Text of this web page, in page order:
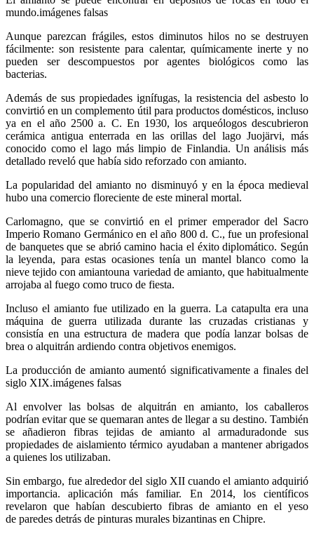
mundo.imágenes falsas
Aunque parezcan frágiles, estos diminutos hilos no se destruyen
fácilmente: son resistente para calentar, químicamente inerte y no
pueden ser descompuestos por agentes biológicos como las
bacterias.
Además de sus propiedades ignífugas, la resistencia del asbesto lo
convirtió en un complemento útil para productos domésticos, incluso
ya en el año 2500 a. C. En 1930, los arqueólogos descubrieron
cerámica antigua enterrada en las orillas del lago Juojärvi, más
conocido como el lago más limpio de Finlandia. Un análisis más
detallado reveló que había sido reforzado con amianto.
La popularidad del amianto no disminuyó y en la época medieval
hubo una comercio floreciente de este mineral mortal.
Carlomagno, que se convirtió en el primer emperador del Sacro
Imperio Romano Germánico en el año 800 d. C., fue un profesional
de banquetes que se abrió camino hacia el éxito diplomático. Según
la leyenda, para estas ocasiones tenía un mantel blanco como la
nieve tejido con amiantouna variedad de amianto, que habitualmente
arrojaba al fuego como truco de fiesta.
Incluso el amianto fue utilizado en la guerra. La catapulta era una
máquina de guerra utilizada durante las cruzadas cristianas y
consistía en una estructura de madera que podía lanzar bolsas de
brea o alquitrán ardiendo contra objetivos enemigos.
La producción de amianto aumentó significativamente a finales del
siglo XIX.imágenes falsas
Al envolver las bolsas de alquitrán en amianto, los caballeros
podrían evitar que se quemaran antes de llegar a su destino. También
se añadieron fibras tejidas de amianto al armaduradonde sus
propiedades de aislamiento térmico ayudaban a mantener abrigados
a quienes los utilizaban.
Sin embargo, fue alrededor del siglo XII cuando el amianto adquirió
importancia. aplicación más familiar. En 2014, los científicos
revelaron que habían descubierto fibras de amianto en el yeso
de paredes detrás de pinturas murales bizantinas en Chipre.